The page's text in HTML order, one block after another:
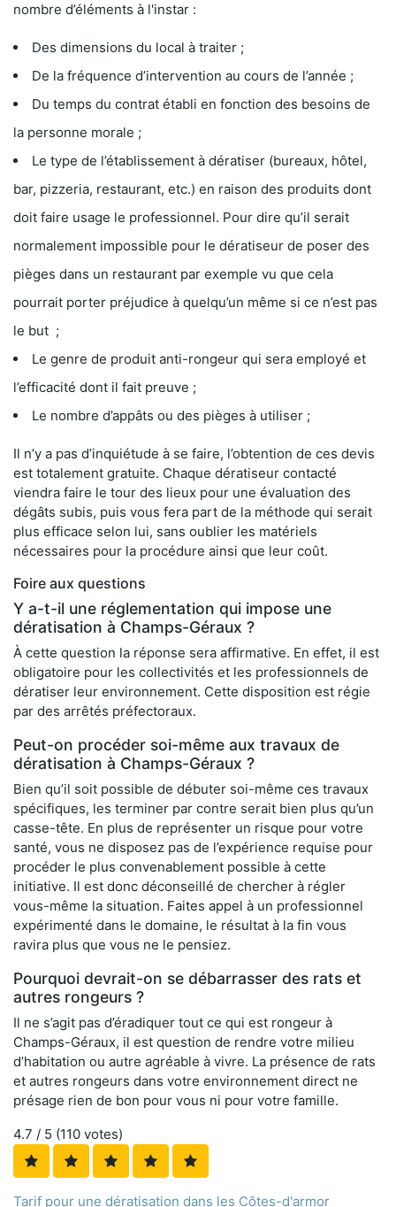
nombre d’éléments à l'instar :
Des dimensions du local à traiter ;
De la fréquence d’intervention au cours de l’année ;
Du temps du contrat établi en fonction des besoins de
la personne morale ;
Le type de l’établissement à dératiser (bureaux, hôtel,
bar, pizzeria, restaurant, etc.) en raison des produits dont
doit faire usage le professionnel. Pour dire qu’il serait
normalement impossible pour le dératiseur de poser des
pièges dans un restaurant par exemple vu que cela
pourrait porter préjudice à quelqu’un même si ce n’est pas
le but ;
Le genre de produit anti-rongeur qui sera employé et
l’efficacité dont il fait preuve ;
Le nombre d’appâts ou des pièges à utiliser ;
Il n’y a pas d’inquiétude à se faire, l’obtention de ces devis
est totalement gratuite. Chaque dératiseur contacté
viendra faire le tour des lieux pour une évaluation des
dégâts subis, puis vous fera part de la méthode qui serait
plus efficace selon lui, sans oublier les matériels
nécessaires pour la procédure ainsi que leur coût.
Foire aux questions
Y a-t-il une réglementation qui impose une
dératisation à Champs-Géraux ?
À cette question la réponse sera affirmative. En effet, il est
obligatoire pour les collectivités et les professionnels de
dératiser leur environnement. Cette disposition est régie
par des arrêtés préfectoraux.
Peut-on procéder soi-même aux travaux de
dératisation à Champs-Géraux ?
Bien qu’il soit possible de débuter soi-même ces travaux
spécifiques, les terminer par contre serait bien plus qu’un
casse-tête. En plus de représenter un risque pour votre
santé, vous ne disposez pas de l’expérience requise pour
procéder le plus convenablement possible à cette
initiative. Il est donc déconseillé de chercher à régler
vous-même la situation. Faites appel à un professionnel
expérimenté dans le domaine, le résultat à la fin vous
ravira plus que vous ne le pensiez.
Pourquoi devrait-on se débarrasser des rats et
autres rongeurs ?
Il ne s’agit pas d’éradiquer tout ce qui est rongeur à
Champs-Géraux, il est question de rendre votre milieu
d’habitation ou autre agréable à vivre. La présence de rats
et autres rongeurs dans votre environnement direct ne
présage rien de bon pour vous ni pour votre famille.
4.7 / 5 (110 votes)
Tarif pour une dératisation dans les Côtes-d'armor